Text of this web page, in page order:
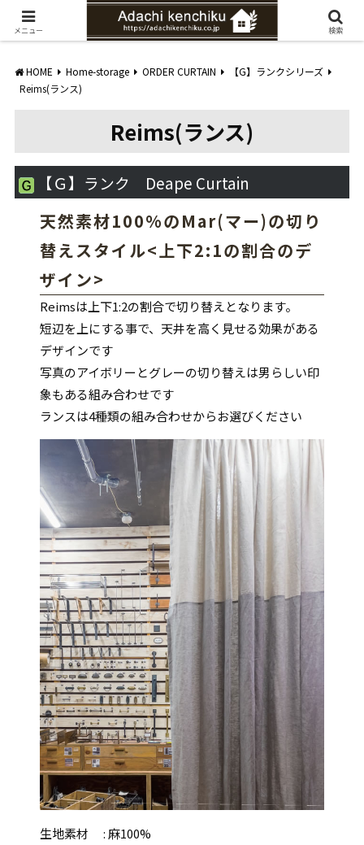
愛知県みよし市の工務店。自然素材を使ったナチュラルな家づくりをご提案
HOME Home-storage ORDER CURTAIN
【G】ランクシリーズ
Reims(ランス)
Reims(ランス)
【Ｇ】ランク Deape Curtain
天然素材100%のMar(マー)の切り
替えスタイル<上下2:1の割合のデ
ザイン>
Reimsは上下1:2の割合で切り替えとなります。
短辺を上にする事で、天井を高く見せる効果がある
デザインです
写真のアイボリーとグレーの切り替えは男らしい印
象もある組み合わせです
ランスは4種類の組み合わせからお選びください
生地素材 : 麻100%
メニュー 検索